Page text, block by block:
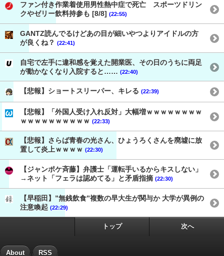
ファン付き作業着使用男性熱中症で死亡 スポーツドリン
クやゼリー飲料持参も [8/8] (22:55)
GANTZ読んでるけどあの目が細いやつよりアイドルの方
が良くね？ (22:41)
自宅で左手に違和感を覚えた開業医、その日のうちに両足
が動かなくなり入院すると…… (22:40)
【悲報】ショートスリーパー、キレる (22:39)
【悲報】「外国人受け入れ反対」大幅増ｗｗｗｗｗｗｗｗ
ｗｗｗｗｗｗｗｗｗｗ (22:33)
【悲報】さらば青春の光さん、ひょうろくさんを廃墟に放
置して炎上ｗｗｗｗ (22:30)
【ジャンポケ斉藤】弁護士「運転手いるからキスしない」
→ネット「フェラは認めてる」と矛盾指摘 (22:30)
【早稲田】”無銭飲食”複数の早大生が関与か 大学が異例の
注意喚起 (22:29)
トップ 次へ
About RSS